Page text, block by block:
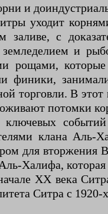
и
уходит
заливе, с
земледелием и
рощами,
финики,
торговли. В
потомки
клана
для вторжения
Халифа,
XX века Ситра
Ситра с 1920-